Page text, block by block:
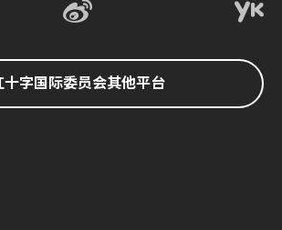
十字国际委员会其他平台